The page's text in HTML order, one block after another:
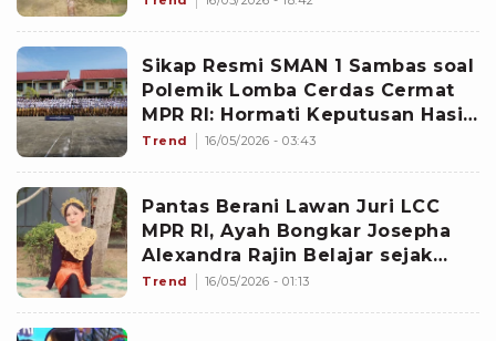
Sikap Resmi SMAN 1 Sambas soal
Polemik Lomba Cerdas Cermat
MPR RI: Hormati Keputusan Hasil
Penyelenggaraan LCC
Trend 16/05/2026 - 03:43
Pantas Berani Lawan Juri LCC
MPR RI, Ayah Bongkar Josepha
Alexandra Rajin Belajar sejak
Kecil: Ini Anak Gak Stres Kah?
Trend 16/05/2026 - 01:13